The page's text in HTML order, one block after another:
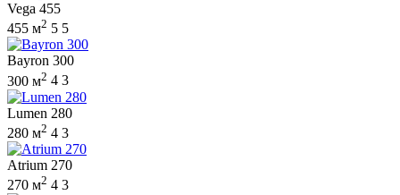
Vega 455
455 м2 5 5
Bayron 300
300 м2 4 3
Lumen 280
280 м2 4 3
Atrium 270
270 м2 4 3